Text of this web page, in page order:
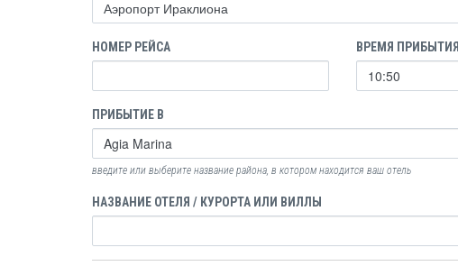
НОМЕР РЕЙСА ВРЕМЯ ПРИБЫТИЯ
ПРИБЫТИЕ В
введите или выберите название района, в котором находится ваш отель
НАЗВАНИЕ ОТЕЛЯ / КУРОРТА ИЛИ ВИЛЛЫ